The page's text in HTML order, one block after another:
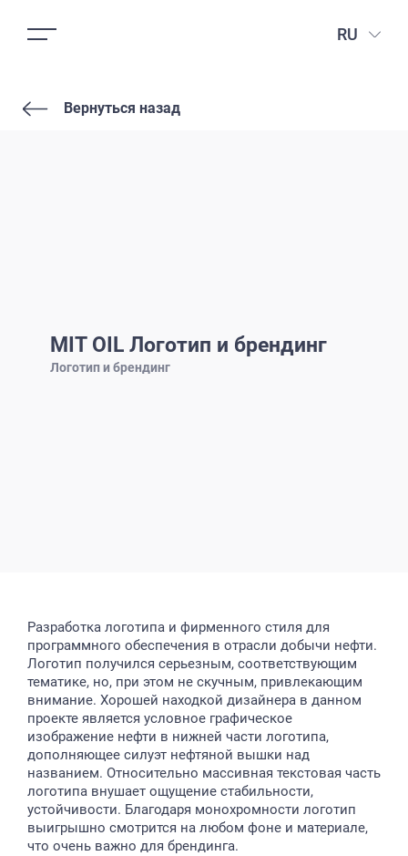
RU
Вернуться назад
MIT OIL Логотип и брендинг
Логотип и брендинг
Разработка логотипа и фирменного стиля для
программного обеспечения в отрасли добычи нефти.
Логотип получился серьезным, соответствующим
тематике, но, при этом не скучным, привлекающим
внимание. Хорошей находкой дизайнера в данном
проекте является условное графическое
изображение нефти в нижней части логотипа,
дополняющее силуэт нефтяной вышки над
названием. Относительно массивная текстовая часть
логотипа внушает ощущение стабильности,
устойчивости. Благодаря монохромности логотип
выигрышно смотрится на любом фоне и материале,
что очень важно для брендинга.